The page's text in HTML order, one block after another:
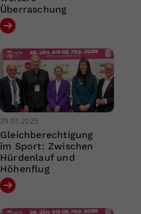
Überraschung
29.01.2025
Gleichberechtigung
im Sport: Zwischen
Hürdenlauf und
Höhenflug